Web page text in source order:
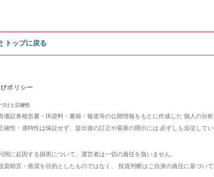
トップに戻る
ポリシー
けと正確性
価証券報告書・IR資料・書籍・報道等の公開情報をもとに作成した 個人の分
確性・適時性は保証せず、提出後の訂正や最新の開示には 必ずしも追従して
用に起因する損害について、運営者は一切の責任を負いません。
資助言・推奨を目的としたものではなく、 投資判断はご自身の責任に基づい